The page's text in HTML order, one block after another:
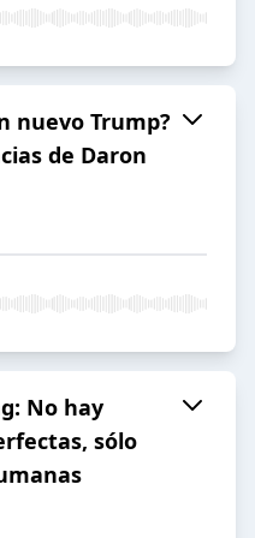
nuevo Trump?
de Daron
No hay
sólo